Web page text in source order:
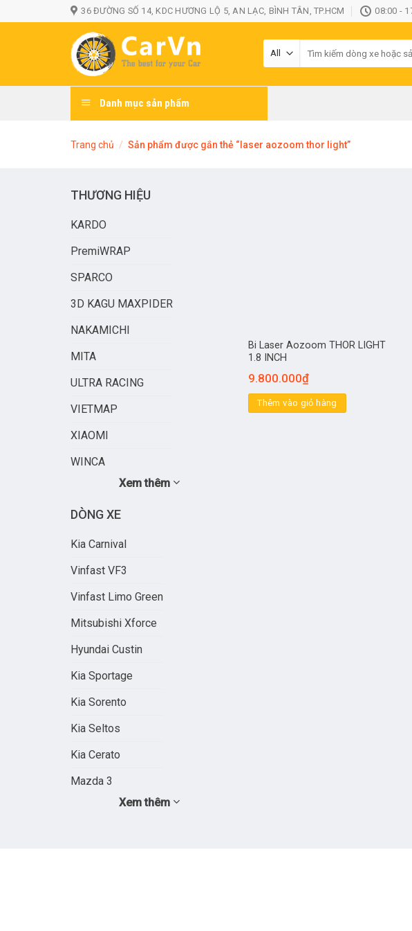
to
36 ĐƯỜNG SỐ 14, KDC HƯƠNG LỘ 5, AN LẠC, BÌNH TÂN, TP.HCM 08:00 -
Danh mục sản phẩm
Trang chủ / Sản phẩm được gắn thẻ “laser aozoom thor light”
THƯƠNG HIỆU
KARDO
PremiWRAP
SPARCO
3D KAGU MAXPIDER
NAKAMICHI
MITA
ULTRA RACING
VIETMAP
XIAOMI
WINCA
Xem thêm
DÒNG XE
Kia Carnival
Vinfast VF3
Vinfast Limo Green
Mitsubishi Xforce
Hyundai Custin
Kia Sportage
Kia Sorento
Kia Seltos
Kia Cerato
Mazda 3
Xem thêm
Bi Laser Aozoom THOR LIGHT
1.8 INCH
9.800.000₫
Thêm vào giỏ hàng